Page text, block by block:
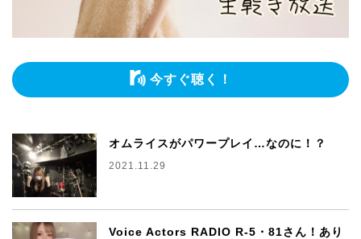
今すぐ聴く！
オムライスがパワープレイ…なのに！？
2021.11.29
Voice Actors RADIO R-5・81さん！あり